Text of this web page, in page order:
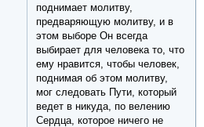
поднимает молитву,
предваряющую молитву, и в
этом выборе Он всегда
выбирает для человека то, что
ему нравится, чтобы человек,
поднимая об этом молитву,
мог следовать Пути, который
ведет в никуда, по велению
Сердца, которое ничего не